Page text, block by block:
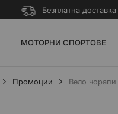
Безплатна
МОТОРНИ СПОРТОВЕ
Промоции Вело чорапи